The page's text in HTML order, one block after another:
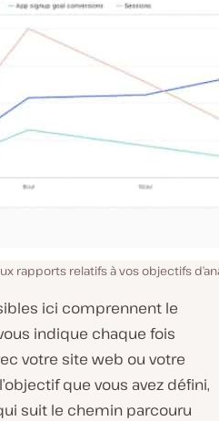
rapports relatifs à vos objectifs
ici comprennent le
indique chaque fois
votre site web ou votre
que vous avez défini,
suit le chemin parcouru